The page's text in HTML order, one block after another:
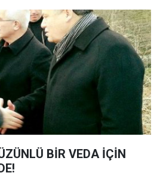
BİR VEDA İÇİN